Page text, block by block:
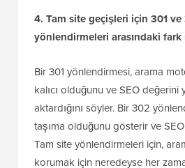
4. Tam site geçişleri için 301
yönlendirmeleri arasındaki fark
Bir 301 yönlendirmesi, arama
kalıcı olduğunu ve SEO değerini
aktardığını söyler. Bir 302
taşıma olduğunu gösterir ve
Tam site yönlendirmeleri için,
korumak için neredeyse her